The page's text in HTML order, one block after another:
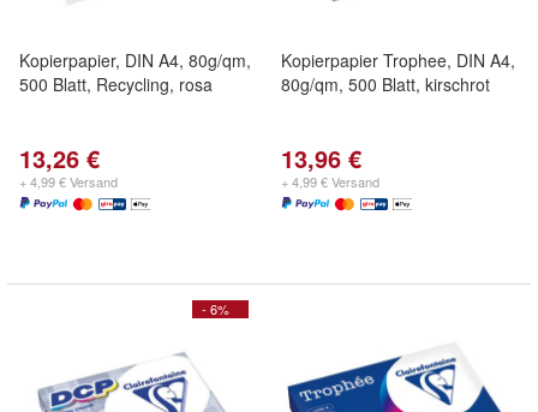
Kopierpapier, DIN A4, 80g/qm,
500 Blatt, Recycling, rosa
13,26 €
+ 4,99 € Versand
Kopierpapier Trophee, DIN A4,
80g/qm, 500 Blatt, kirschrot
13,96 €
+ 4,99 € Versand
- 6%